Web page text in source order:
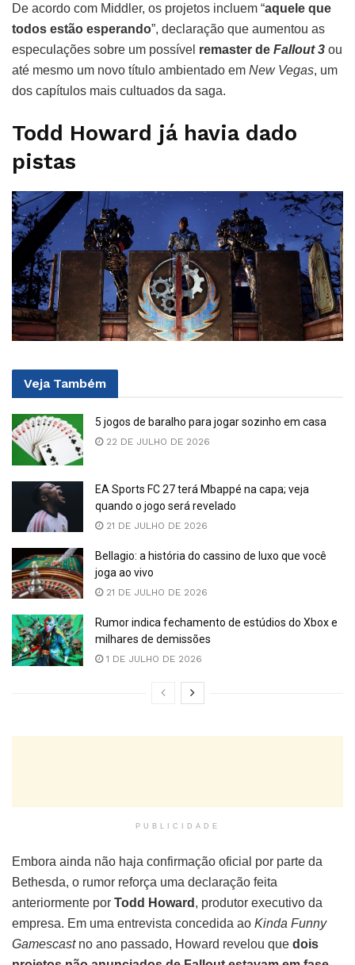
De acordo com Middler, os projetos incluem “aquele que
todos estão esperando”, declaração que aumentou as
especulações sobre um possível remaster de Fallout 3 ou
até mesmo um novo título ambientado em New Vegas, um
dos capítulos mais cultuados da saga.
Todd Howard já havia dado
pistas
Veja Também
5 jogos de baralho para jogar sozinho em casa
22 DE JULHO DE 2026
EA Sports FC 27 terá Mbappé na capa; veja
quando o jogo será revelado
21 DE JULHO DE 2026
Bellagio: a história do cassino de luxo que você
joga ao vivo
21 DE JULHO DE 2026
Rumor indica fechamento de estúdios do Xbox e
milhares de demissões
1 DE JULHO DE 2026
PUBLICIDADE
Embora ainda não haja confirmação oficial por parte da
Bethesda, o rumor reforça uma declaração feita
anteriormente por Todd Howard , produtor executivo da
empresa. Em uma entrevista concedida ao Kinda Funny
Gamescastno ano passado, Howard revelou que dois